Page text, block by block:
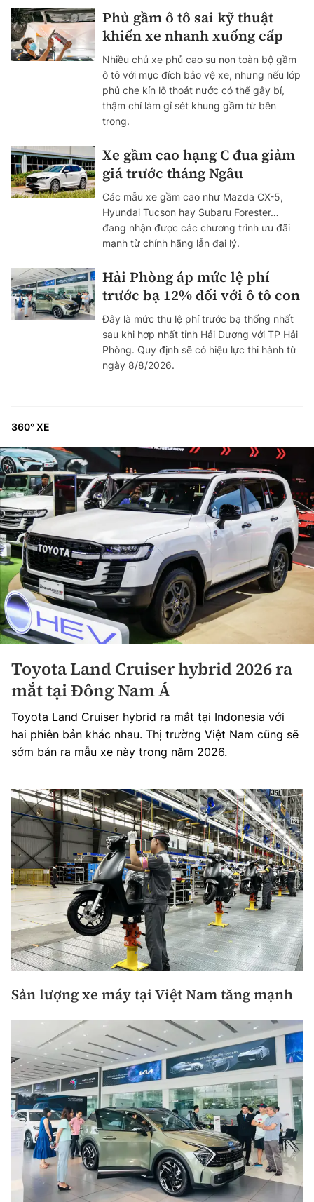
Phủ gầm ô tô sai kỹ thuật
khiến xe nhanh xuống cấp
Nhiều chủ xe phủ cao su non toàn bộ gầm
ô tô với mục đích bảo vệ xe, nhưng nếu lớp
phủ che kín lỗ thoát nước có thể gây bí,
thậm chí làm gỉ sét khung gầm từ bên
trong.
Xe gầm cao hạng C đua giảm
giá trước tháng Ngâu
Các mẫu xe gầm cao như Mazda CX-5,
Hyundai Tucson hay Subaru Forester…
đang nhận được các chương trình ưu đãi
mạnh từ chính hãng lẫn đại lý.
Hải Phòng áp mức lệ phí
trước bạ 12% đối với ô tô con
Đây là mức thu lệ phí trước bạ thống nhất
sau khi hợp nhất tỉnh Hải Dương với TP Hải
Phòng. Quy định sẽ có hiệu lực thi hành từ
ngày 8/8/2026.
360° XE
Toyota Land Cruiser hybrid 2026 ra
mắt tại Đông Nam Á
Toyota Land Cruiser hybrid ra mắt tại Indonesia với
hai phiên bản khác nhau. Thị trường Việt Nam cũng sẽ
sớm bán ra mẫu xe này trong năm 2026.
Sản lượng xe máy tại Việt Nam tăng mạnh